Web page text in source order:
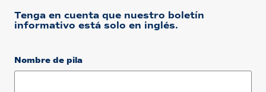
Tenga en cuenta que nuestro boletín
informativo está solo en inglés.
Nombre de pila